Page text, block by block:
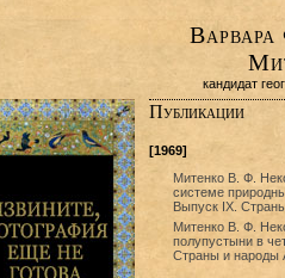
кандидат
Публикации
[1969]
Митенко В. Ф.
системе
Выпуск IX.
Митенко В. Ф.
полупустыни в
Страны и народы